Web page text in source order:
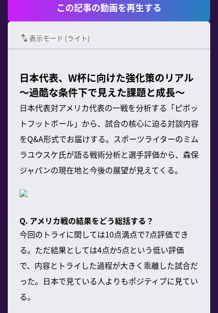
この記事の動画を再生する
表示モード (ライト)
日本代表、W杯に向けた強化策のリアル
～過酷な条件下で見えた課題と成長～
日本代表対アメリカ代表の一戦を分析する「ピボッ
トフットボール」から、試合の核心に迫る対談内容
をQ&A形式でお届けする。スポーツライターのミム
ラユウスケ氏が語る戦術分析と選手評価から、森保
ジャパンの現在地と今後の展望が見えてくる。
Q. アメリカ戦の結果をどう総括する？
今回のトライに関しては10点満点で7点評価でき
る。ただ結果としては4点か5点という低い評価
で、内容とトライした過程が大きく乖離した試合だ
った。日本で見ている人よりもポジティブに見てい
る。